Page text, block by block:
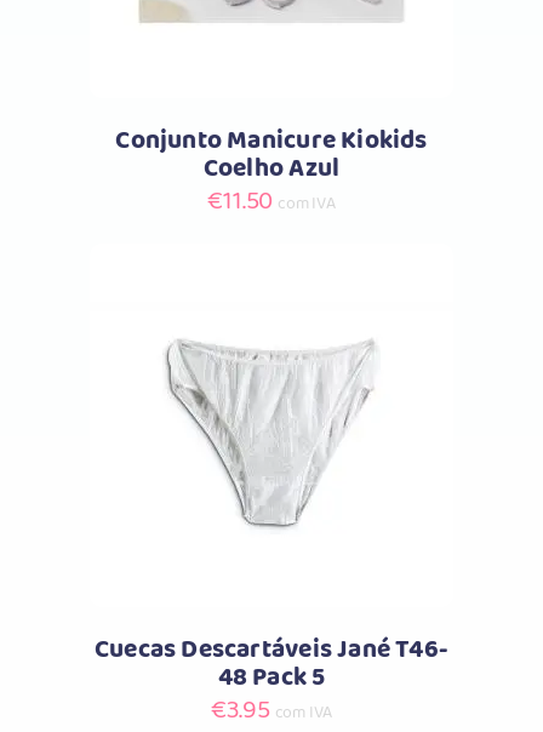
Conjunto Manicure Kiokids
Coelho Azul
€11.50 com IVA
Comprar
Cuecas Descartáveis Jané T46-
48 Pack 5
€3.95 com IVA